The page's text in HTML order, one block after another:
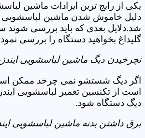
یکی از رایج ترین ایرادات ماشین
دلیل خاموش شدن ماشین لباسشویی
شد.دلایل بعدی که باید بررسی شوند
گلیداغ بخواهید دستگاه را بررسی
نچرخیدن دیگ ماشین لباسشویی
اگر دیگ شستشو نمی چرخد ممکن است
است از تکنسین تعمیر لباسشویی
دیگ دستگاه شود.
برق داشتن بدنه ماشین لباسشویی